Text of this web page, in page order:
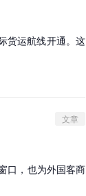
货运航线开通。这
文章
口，也为外国客商